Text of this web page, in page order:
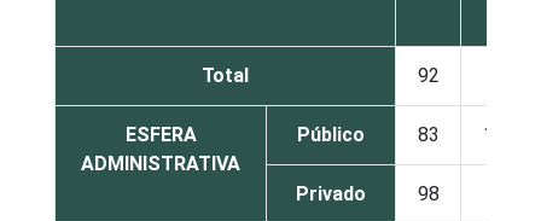
Total 92
ESFERA
ADMINISTRATIVA
Público 83 15
Privado 98